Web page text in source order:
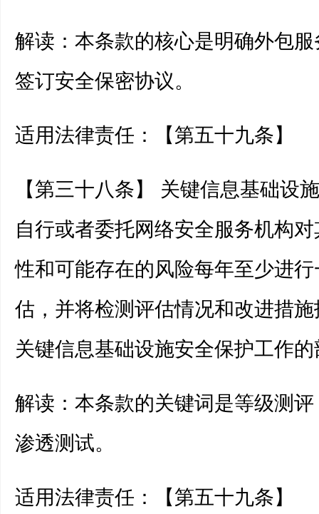
解读：本条款的核心是明确外包
签订安全保密协议。
适用法律责任：【第五十九条】
【第三十八条】 关键信息基础设
自行或者委托网络安全服务机构
性和可能存在的风险每年至少进
估，并将检测评估情况和改进措
关键信息基础设施安全保护工作
解读：本条款的关键词是等级测
渗透测试。
适用法律责任：【第五十九条】